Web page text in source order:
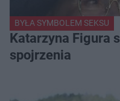
BYŁA SYMBOLEM SEKSU
Katarzyna Figura
spojrzenia